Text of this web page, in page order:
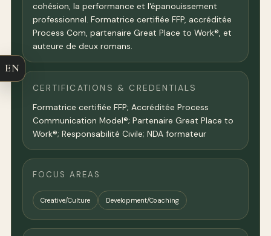
cohésion, la performance et l'épanouissement
professionnel. Formatrice certifiée FFP, accréditée
Process Com, partenaire Great Place to Work®, et
auteure de deux romans.
CERTIFICATIONS & CREDENTIALS
Formatrice certifiée FFP; Accréditée Process
Communication Model®; Partenaire Great Place to
Work®; Responsabilité Civile; NDA formateur
FOCUS AREAS
Creative/Culture Development/Coaching
EN